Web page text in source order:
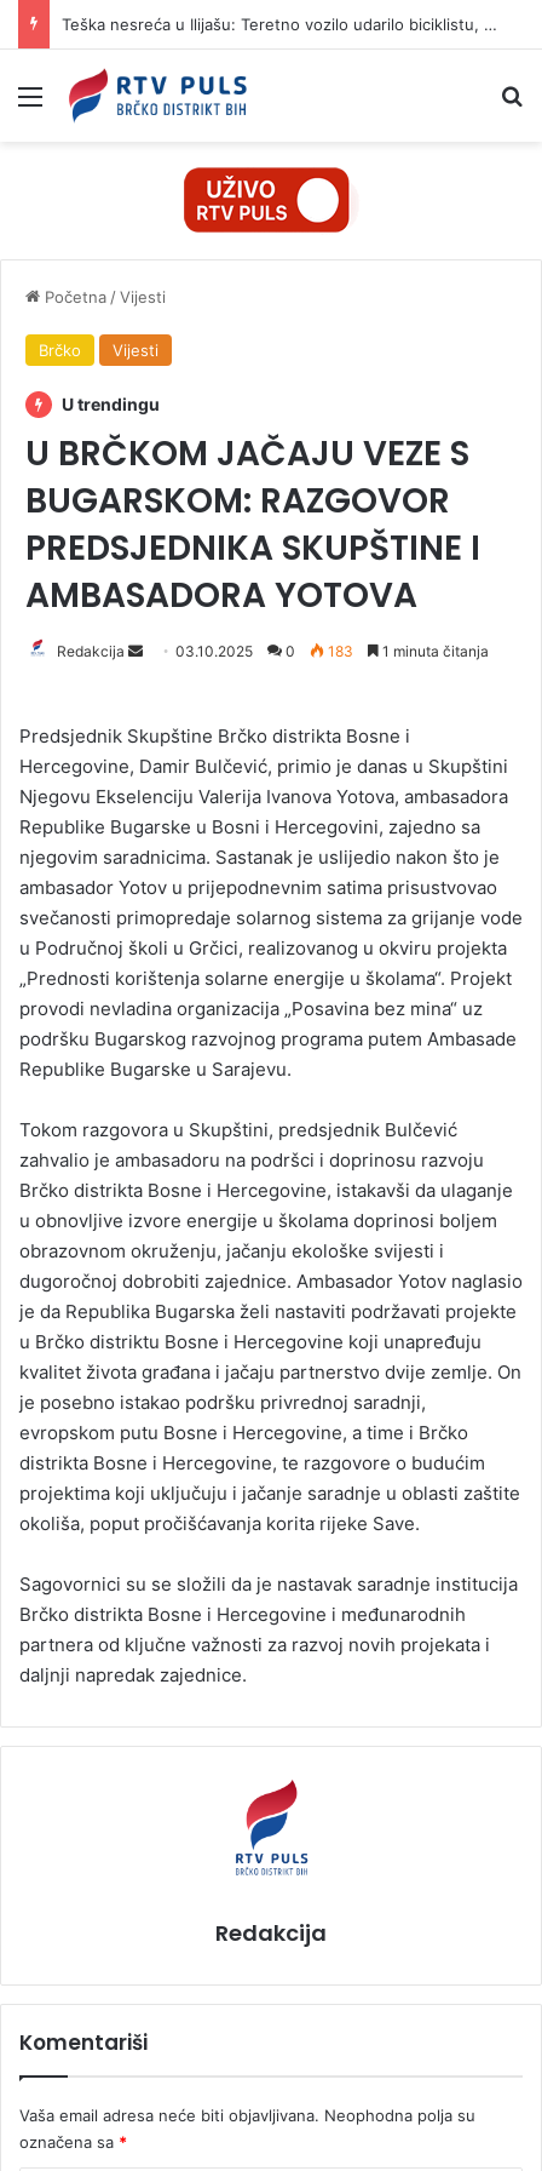
Teška nesreća u Ilijašu: Teretno vozilo udarilo biciklistu, 75-godišnjak zadržan u bolnici
Izbornik
Početna /Vijesti
Brčko Vijesti
U trendingu
U BRČKOM JAČAJU VEZE S
BUGARSKOM: RAZGOVOR
PREDSJEDNIKA SKUPŠTINE I
AMBASADORA YOTOVA
Redakcija
d
a
n
e
m
a
i
l
03.10.2025 0 183 1 minuta čitanja
Predsjednik Skupštine Brčko distrikta Bosne i
Hercegovine, Damir Bulčević, primio je danas u Skupštini
Njegovu Ekselenciju Valerija Ivanova Yotova, ambasadora
Republike Bugarske u Bosni i Hercegovini, zajedno sa
njegovim saradnicima. Sastanak je uslijedio nakon što je
ambasador Yotov u prijepodnevnim satima prisustvovao
svečanosti primopredaje solarnog sistema za grijanje vode
u Područnoj školi u Grčici, realizovanog u okviru projekta
„Prednosti korištenja solarne energije u školama“. Projekt
provodi nevladina organizacija „Posavina bez mina“ uz
podršku Bugarskog razvojnog programa putem Ambasade
Republike Bugarske u Sarajevu.
Tokom razgovora u Skupštini, predsjednik Bulčević
zahvalio je ambasadoru na podršci i doprinosu razvoju
Brčko distrikta Bosne i Hercegovine, istakavši da ulaganje
u obnovljive izvore energije u školama doprinosi boljem
obrazovnom okruženju, jačanju ekološke svijesti i
dugoročnoj dobrobiti zajednice. Ambasador Yotov naglasio
je da Republika Bugarska želi nastaviti podržavati projekte
u Brčko distriktu Bosne i Hercegovine koji unapređuju
kvalitet života građana i jačaju partnerstvo dvije zemlje. On
je posebno istakao podršku privrednoj saradnji,
evropskom putu Bosne i Hercegovine, a time i Brčko
distrikta Bosne i Hercegovine, te razgovore o budućim
projektima koji uključuju i jačanje saradnje u oblasti zaštite
okoliša, poput pročišćavanja korita rijeke Save.
Sagovornici su se složili da je nastavak saradnje institucija
Brčko distrikta Bosne i Hercegovine i međunarodnih
partnera od ključne važnosti za razvoj novih projekata i
daljnji napredak zajednice.
Redakcija
Komentariši
Vaša email adresa neće biti objavljivana. Neophodna polja su
označena sa *